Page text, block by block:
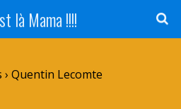
là Mama !!!!
Quentin Lecomte